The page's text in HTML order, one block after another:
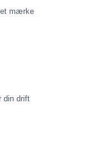
mærke
din drift